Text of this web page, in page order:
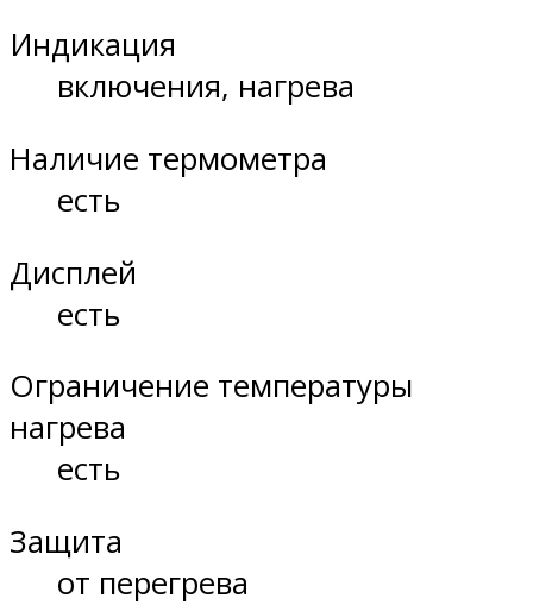
Индикация
включения, нагрева
Наличие термометра
есть
Дисплей
есть
Ограничение температуры
нагрева
есть
Защита
от перегрева